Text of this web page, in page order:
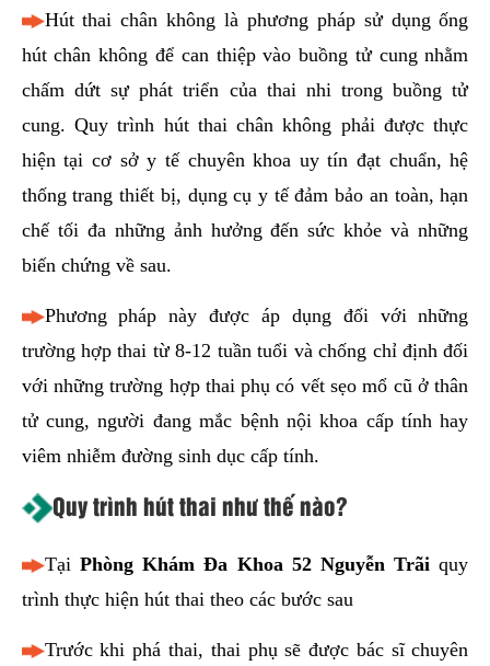
Hút thai chân không là phương pháp sử dụng ống
hút chân không để can thiệp vào buồng tử cung nhằm
chấm dứt sự phát triển của thai nhi trong buồng tử
cung. Quy trình hút thai chân không phải được thực
hiện tại cơ sở y tế chuyên khoa uy tín đạt chuẩn, hệ
thống trang thiết bị, dụng cụ y tế đảm bảo an toàn, hạn
chế tối đa những ảnh hưởng đến sức khỏe và những
biến chứng về sau.
Phương pháp này được áp dụng đối với những
trường hợp thai từ 8-12 tuần tuổi và chống chỉ định đối
với những trường hợp thai phụ có vết sẹo mổ cũ ở thân
tử cung, người đang mắc bệnh nội khoa cấp tính hay
viêm nhiễm đường sinh dục cấp tính.
Quy trình hút thai như thế nào?
Tại Phòng Khám Đa Khoa 52 Nguyễn Trãi quy
trình thực hiện hút thai theo các bước sau
Trước khi phá thai, thai phụ sẽ được bác sĩ chuyên